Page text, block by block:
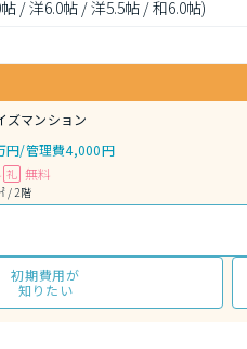
帖 / 洋6.0帖 / 洋5.5帖 / 和6.0帖)
ズマンション
円/管理費4,000円
礼 無料
/ 2階
初期費用が
知りたい